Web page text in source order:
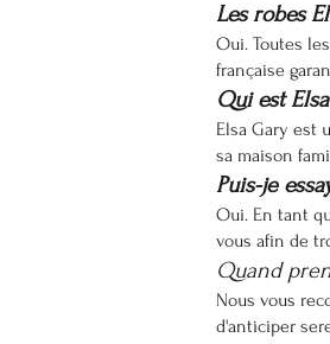
Les robes
Oui. Toutes
française
Qui est
Elsa Gary est
sa maison
Puis-je
Oui. En tant
vous afin de
Quand
Nous vous
d'anticiper